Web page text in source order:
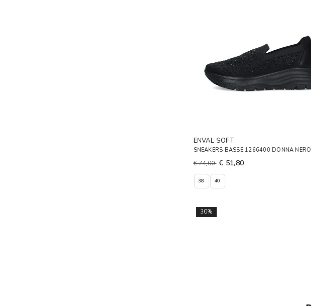
ENVAL SOFT
SNEAKERS BASSE 1266400 DONNA NERO
€ 74,00 € 51,80
38 40
30%